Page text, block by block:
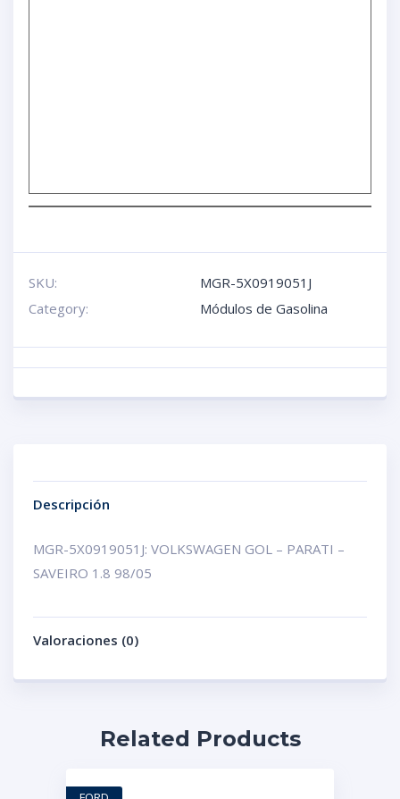
SKU:
MGR-5X0919051J
Category:
Módulos de Gasolina
Descripción
MGR-5X0919051J: VOLKSWAGEN GOL – PARATI –
SAVEIRO 1.8 98/05
Valoraciones (0)
Related Products